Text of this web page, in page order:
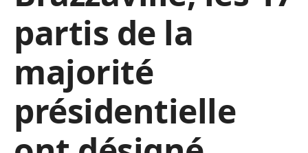
partis de la
majorité
présidentielle